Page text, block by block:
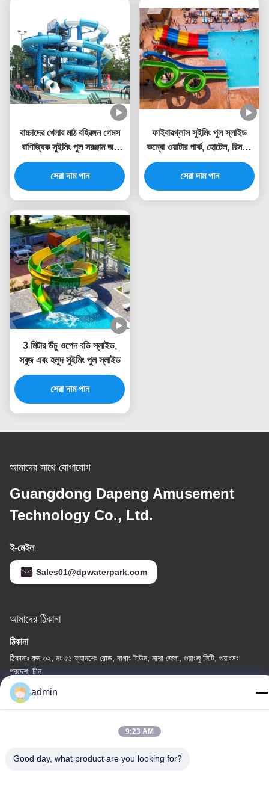
বাচ্চাদের খেলার মাঠ বহিরঙ্গন গেমস
বাণিজ্যিক সুইমিং পুল সরঞ্জাম জল
স্লাইড সেট ফাইবারগ্লাস
প্রাপ্তবয়স্কদের জন্য
সেরা দাম পান
ফাইবারগ্লাস সুইমিং পুল স্লাইড
কম্বো ওয়াটার পার্ক, হোটেল, রিসর্টের
জন্য উপযুক্ত
সেরা দাম পান
3 মিটার উঁচু ওপেন বডি স্লাইড,
সবুজ এবং হলুদ সুইমিং পুল স্লাইড
সেরা দাম পান
আমাদের সাথে যোগাযোগ
Guangdong Dapeng Amusement
Technology Co., Ltd.
ই-মেইল
Sales01@dpwaterpark.com
আমাদের ঠিকানা
ঠিকানা
ঠিকানাঃ রুম ৩২, নং ৫১ ফ্যানশেং রোড, দাগাং টাউন, নাশা জেলা, গুয়াংজু সিটি, গুয়াংডং
প্রদেশ, চীন
টেলিফোন
86-20-34989160
admin
9:23 AM
Good day, what product are you looking for?